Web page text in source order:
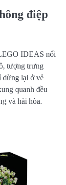
điệp
IDEAS nổi
tượng trưng
dừng lại ở vẻ
quanh đều
và hài hòa.